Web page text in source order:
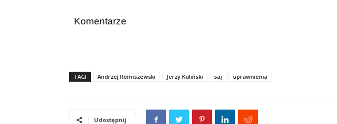
Komentarze
TAGI Andrzej Remiszewski Jerzy Kuliński saj uprawnienia
Udostępnij